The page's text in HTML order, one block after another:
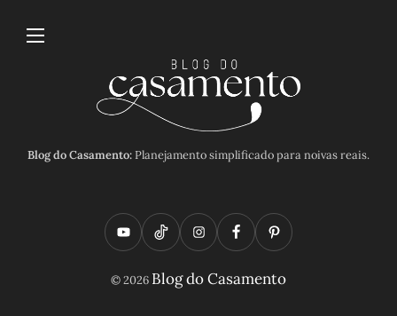
Blog do Casamento:Planejamento simplificado para noivas reais.
Y
o
T
i
I
n
F
a
P
i
© 2026 Blog do Casamento